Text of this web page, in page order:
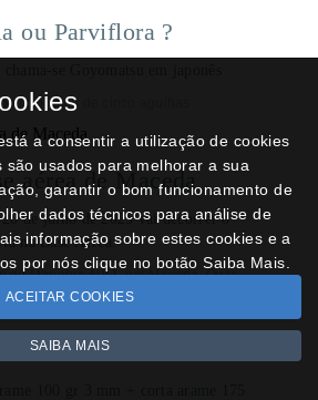
ou Parviflora ?
branco de cinco agulhas
aérea de Maceda
de julho de 2025 vai decorrer o
na Base Aérea.
de Manobra N.º 1, em Maceda, Ovar
a consentir a utilização de cookies
são usados para melhorar a sua
garantir o bom funcionamento de
dados técnicos para análise de
informação sobre estes cookies e a
por nós clique no botão Saiba Mais.
ACEITAR COOKIES
SAIBA MAIS